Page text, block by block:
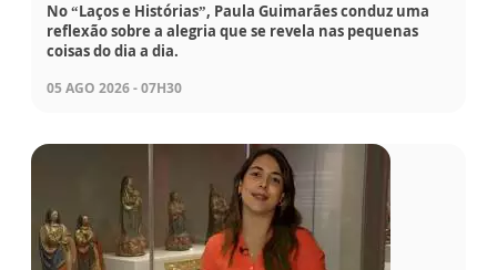
No “Laços e Histórias”, Paula Guimarães conduz uma
reflexão sobre a alegria que se revela nas pequenas
coisas do dia a dia.
05 AGO 2026 - 07H30